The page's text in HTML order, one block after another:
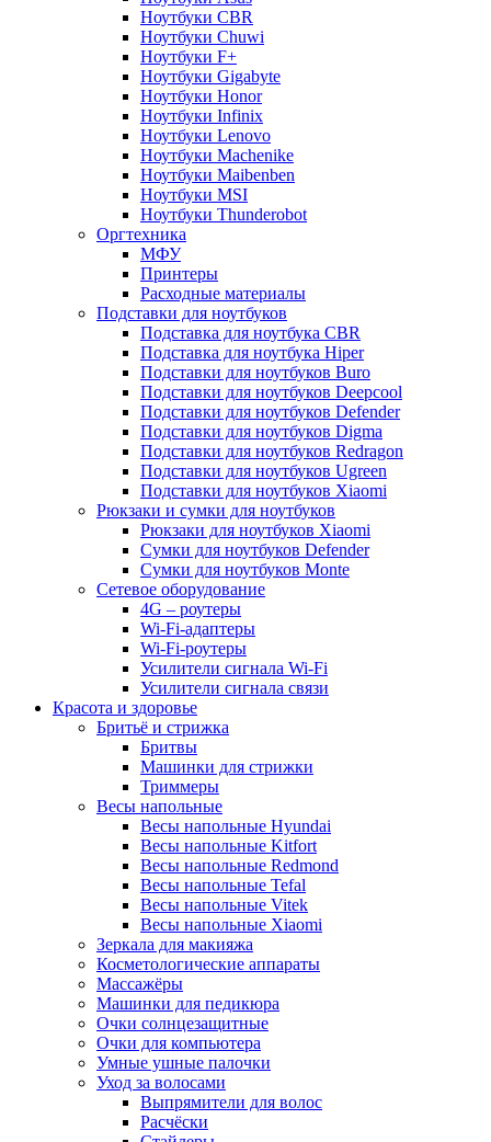
Ноутбуки CBR
Ноутбуки Chuwi
Ноутбуки F+
Ноутбуки Gigabyte
Ноутбуки Honor
Ноутбуки Infinix
Ноутбуки Lenovo
Ноутбуки Machenike
Ноутбуки Maibenben
Ноутбуки MSI
Ноутбуки Thunderobot
Оргтехника
МФУ
Принтеры
Расходные материалы
Подставки для ноутбуков
Подставка для ноутбука CBR
Подставка для ноутбука Hiper
Подставки для ноутбуков Buro
Подставки для ноутбуков Deepcool
Подставки для ноутбуков Defender
Подставки для ноутбуков Digma
Подставки для ноутбуков Redragon
Подставки для ноутбуков Ugreen
Подставки для ноутбуков Xiaomi
Рюкзаки и сумки для ноутбуков
Рюкзаки для ноутбуков Xiaomi
Сумки для ноутбуков Defender
Сумки для ноутбуков Monte
Сетевое оборудование
4G – роутеры
Wi-Fi-адаптеры
Wi-Fi-роутеры
Усилители сигнала Wi-Fi
Усилители сигнала связи
Красота и здоровье
Бритьё и стрижка
Бритвы
Машинки для стрижки
Триммеры
Весы напольные
Весы напольные Hyundai
Весы напольные Kitfort
Весы напольные Redmond
Весы напольные Tefal
Весы напольные Vitek
Весы напольные Xiaomi
Зеркала для макияжа
Косметологические аппараты
Массажёры
Машинки для педикюра
Очки cолнцезащитные
Очки для компьютера
Умные ушные палочки
Уход за волосами
Выпрямители для волос
Расчёски